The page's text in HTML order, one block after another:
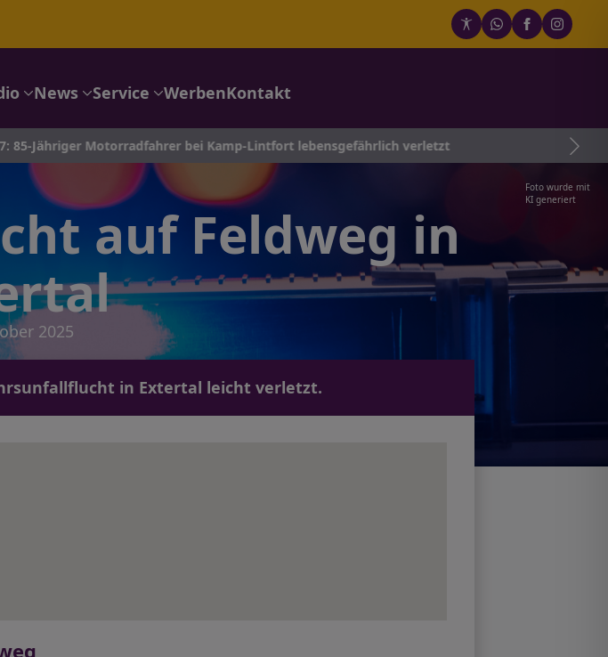
News Service WerbenKontakt
bei Kamp-Lintfort lebensgefährlich verletzt
Foto wurde mit
KI generiert
auf Feldweg in
2025
in Extertal leicht verletzt.